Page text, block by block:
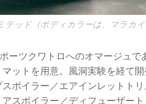
ッド（ボディカラーは、マラカイ
ーツクワトロへのオマージュで
ットを用意。風洞実験を経て
ポイラー／エアインレットト
スポイラー／ディフューザー